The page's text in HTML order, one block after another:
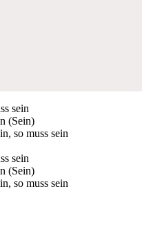
sein
(Sein)
so muss sein
sein
(Sein)
so muss sein